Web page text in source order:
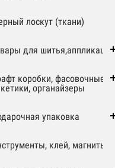
лоскут (ткани)
для шитья,аппликации
коробки, фасовочные
органайзеры
упаковка
клей, магниты